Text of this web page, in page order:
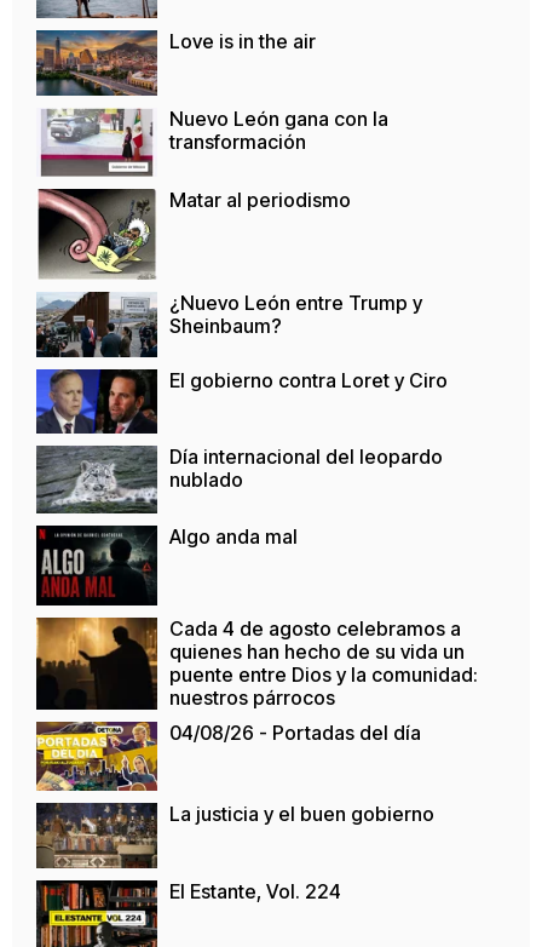
Love is in the air
Nuevo León gana con la
transformación
Matar al periodismo
¿Nuevo León entre Trump y
Sheinbaum?
El gobierno contra Loret y Ciro
Día internacional del leopardo
nublado
Algo anda mal
Cada 4 de agosto celebramos a
quienes han hecho de su vida un
puente entre Dios y la comunidad:
nuestros párrocos
04/08/26 - Portadas del día
La justicia y el buen gobierno
El Estante, Vol. 224